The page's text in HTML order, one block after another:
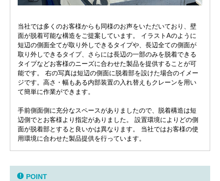
当社では多くのお客様からも同様のお声をいただいており、壁
面が脱着可能な構造をご提案しています。 イラストAのように
短辺の側面全てが取り外しできるタイプや、長辺全ての側面が
取り外しできるタイプ、さらには長辺の一部のみを脱着できる
タイプなどお客様のニーズに合わせた製品を提供することが可
能です。 右の写真は短辺の側面に脱着部を設けた場合のイメー
ジです。高さ・幅もある内部装置の入れ替えもクレーンを用い
て簡単に作業ができます。
手前側面側に充分なスペースがありましたので、脱着構造は短
辺側でとお客様より指定がありました。 設置環境によりどの側
面が脱着部とすると良いかは異なります。 当社ではお客様の使
用環境に合わせた製品提供を行っています。
POINT